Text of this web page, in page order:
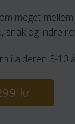
meget
snak og indre
i alderen 3-10
kr